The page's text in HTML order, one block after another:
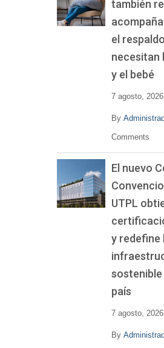
también
el
necesitan
y el bebé
7 agosto, 2026
By
Comments
El nuevo
UTPL
y redefine
sostenible
país
7 agosto, 2026
By